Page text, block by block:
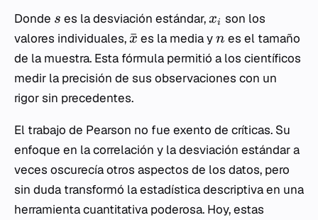
Donde s es la desviación estándar, xi son los
valores individuales, x
ˉ es la media y n es el tamaño
de la muestra. Esta fórmula permitió a los científicos
medir la precisión de sus observaciones con un
rigor sin precedentes.
El trabajo de Pearson no fue exento de críticas. Su
enfoque en la correlación y la desviación estándar a
veces oscurecía otros aspectos de los datos, pero
sin duda transformó la estadística descriptiva en una
herramienta cuantitativa poderosa. Hoy, estas